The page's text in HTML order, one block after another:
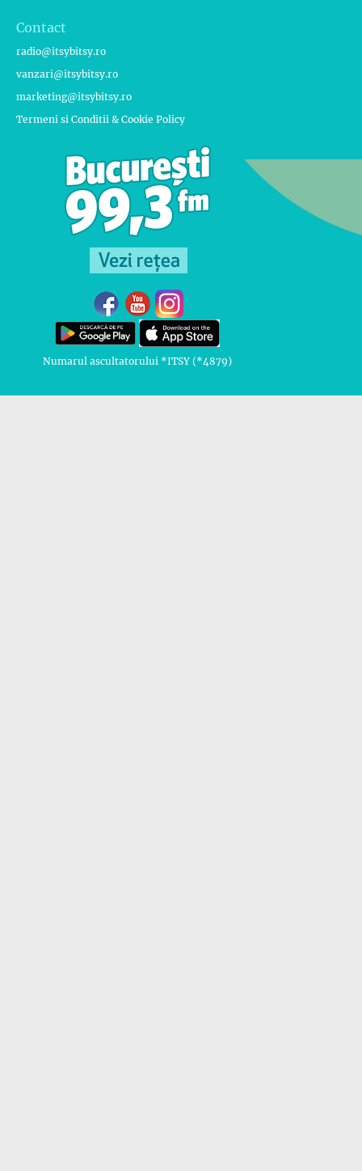
Contact
radio@itsybitsy.ro
vanzari@itsybitsy.ro
marketing@itsybitsy.ro
Termeni si Conditii & Cookie Policy
Numarul ascultatorului *ITSY (*4879)